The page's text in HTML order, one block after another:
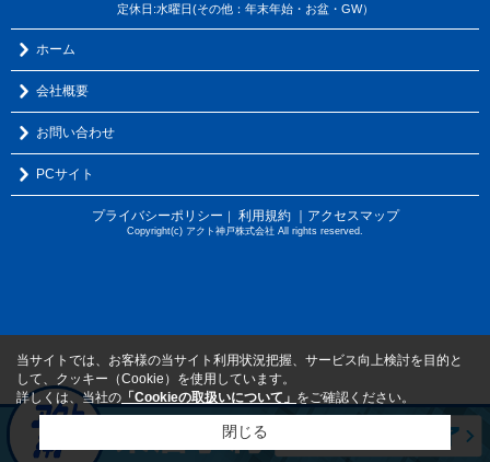
定休日:水曜日(その他：年末年始・お盆・GW）
ホーム
会社概要
お問い合わせ
PCサイト
プライバシーポリシー ｜ 利用規約 ｜アクセスマップ
Copyright(c) アクト神戸株式会社 All rights reserved.
当サイトでは、お客様の当サイト利用状況把握、サービス向上検討を目的と
して、クッキー（Cookie）を使用しています。
詳しくは、当社の 「Cookieの取扱いについて」 をご確認ください。
閉じる